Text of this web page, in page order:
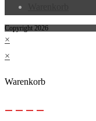
Copyright 2026
×
×
Warenkorb